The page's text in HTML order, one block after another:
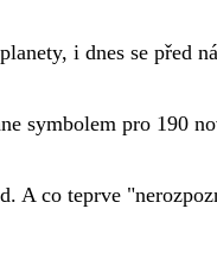
i dnes se před
symbolem pro 190
A co teprve